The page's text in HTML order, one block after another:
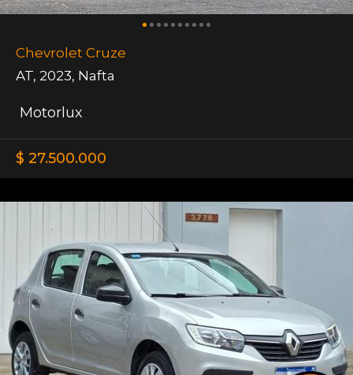
Chevrolet Cruze
AT, 2023, Nafta
Motorlux
$ 27.500.000